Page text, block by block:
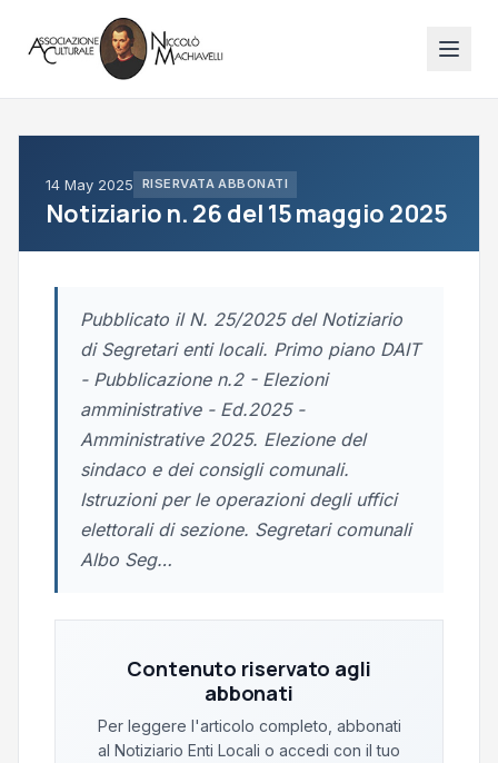
14 May 2025 RISERVATA ABBONATI
Notiziario n. 26 del 15 maggio 2025
Pubblicato il N. 25/2025 del Notiziario
di Segretari enti locali. Primo piano DAIT
- Pubblicazione n.2 - Elezioni
amministrative - Ed.2025 -
Amministrative 2025. Elezione del
sindaco e dei consigli comunali.
Istruzioni per le operazioni degli uffici
elettorali di sezione. Segretari comunali
Albo Seg…
Contenuto riservato agli
abbonati
Per leggere l'articolo completo, abbonati
al Notiziario Enti Locali o accedi con il tuo